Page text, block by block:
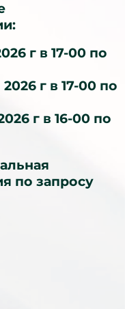
г в 17-00 по
г в 17-00 по
г в 16-00 по
по запросу